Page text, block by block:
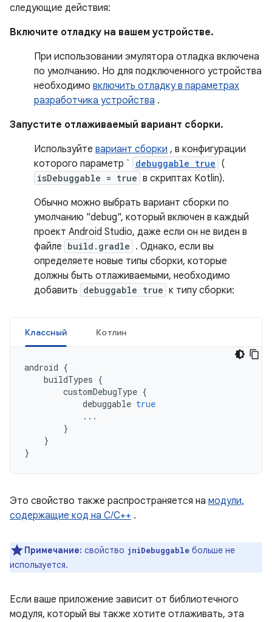
следующие действия:
Включите отладку на вашем устройстве.
При использовании эмулятора отладка включена
по умолчанию. Но для подключенного устройства
необходимо включить отладку в параметрах
разработчика устройства .
Запустите отлаживаемый вариант сборки.
Используйте вариант сборки , в конфигурации
которого параметр `
debuggable true (
isDebuggable = true в скриптах Kotlin).
Обычно можно выбрать вариант сборки по
умолчанию "debug", который включен в каждый
проект Android Studio, даже если он не виден в
файле build.gradle . Однако, если вы
определяете новые типы сборки, которые
должны быть отлаживаемыми, необходимо
добавить debuggable true к типу сборки:
Классный Котлин
android {
buildTypes {
customDebugType {
debuggable true
...
}
}
}
Это свойство также распространяется на модули,
содержащие код на C/C++ .
Примечание: свойство jniDebuggable больше не
используется.
Если ваше приложение зависит от библиотечного
модуля, который вы также хотите отлаживать, эта